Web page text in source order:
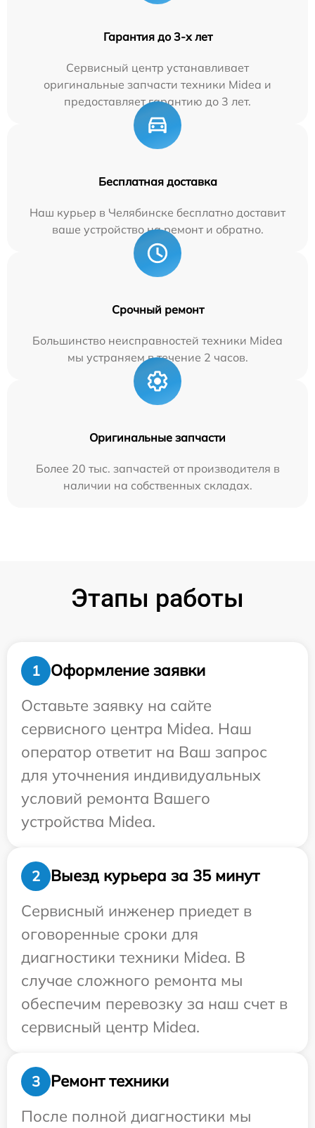
Гарантия до 3-х лет
Сервисный центр устанавливает
оригинальные запчасти техники Midea и
предоставляет гарантию до 3 лет.
Бесплатная доставка
Наш курьер в Челябинске бесплатно доставит
ваше устройство на ремонт и обратно.
Срочный ремонт
Большинство неисправностей техники Midea
мы устраняем в течение 2 часов.
Оригинальные запчасти
Более 20 тыс. запчастей от производителя в
наличии на собственных складах.
Этапы работы
1
Оформление заявки
Оставьте заявку на сайте
сервисного центра Midea. Наш
оператор ответит на Ваш запрос
для уточнения индивидуальных
условий ремонта Вашего
устройства Midea.
2
Выезд курьера за 35 минут
Сервисный инженер приедет в
оговоренные сроки для
диагностики техники Midea. В
случае сложного ремонта мы
обеспечим перевозку за наш счет в
сервисный центр Midea.
3
Ремонт техники
После полной диагностики мы